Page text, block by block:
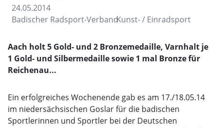
24.05.2014
Badischer Radsport-VerbandKunst- / Einradsport
Aach holt 5 Gold- und 2 Bronzemedaille, Varnhalt je
1 Gold- und Silbermedaille sowie 1 mal Bronze für
Reichenau...
Ein erfolgreiches Wochenende gab es am 17./18.05.14
im niedersächsischen Goslar für die badischen
Sportlerinnen und Sportler bei der Deutschen